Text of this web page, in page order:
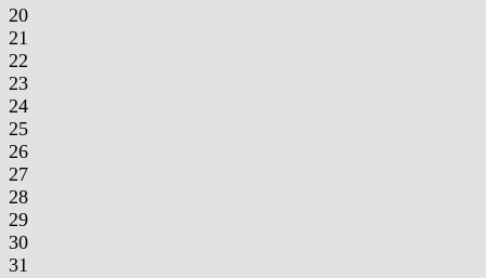
20
21
22
23
24
25
26
27
28
29
30
31